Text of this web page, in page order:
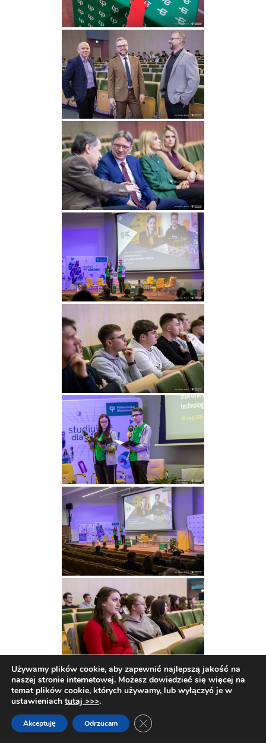
Używamy plików cookie, aby zapewnić najlepszą jakość na
naszej stronie internetowej. Możesz dowiedzieć się więcej na
temat plików cookie, których używamy, lub wyłączyć je w
ustawieniach tutaj >>>.
Akceptuję Odrzucam Zamknij panel powiadomień o